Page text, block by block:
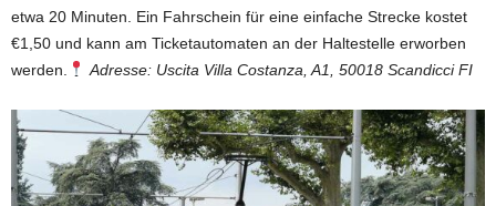
etwa 20 Minuten. Ein Fahrschein für eine einfache Strecke kostet
€1,50 und kann am Ticketautomaten an der Haltestelle erworben
werden.
Adresse: Uscita Villa Costanza, A1, 50018 Scandicci FI